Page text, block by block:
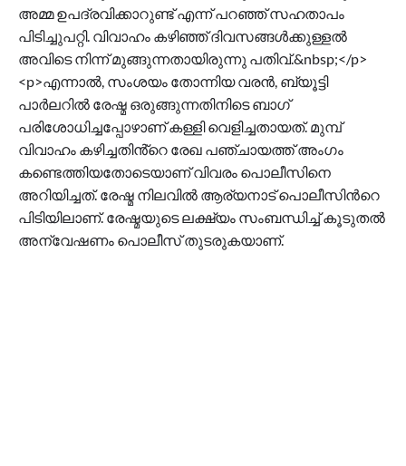
അമ്മ ഉപദ്രവിക്കാറുണ്ട് എന്ന് പറഞ്ഞ് സഹതാപം
പിടിച്ചുപറ്റി. വിവാഹം കഴിഞ്ഞ് ദിവസങ്ങൾക്കുള്ളൽ
അവിടെ നിന്ന് മുങ്ങുന്നതായിരുന്നു പതിവ്.&nbsp;</p>
<p>എന്നാൽ, സംശയം തോന്നിയ വരൻ, ബ്യൂട്ടി
പാർലറിൽ രേഷ്മ ഒരുങ്ങുന്നതിനിടെ ബാഗ്
പരിശോധിച്ചപ്പോഴാണ് കള്ളി വെളിച്ചതായത്. മുമ്പ്
വിവാഹം കഴിച്ചതിൻ്റെ രേഖ പഞ്ചായത്ത് അംഗം
കണ്ടെത്തിയതോടെയാണ് വിവരം പൊലീസിനെ
അറിയിച്ചത്. രേഷ്മ നിലവില്‍ ആര്യനാട് പൊലീസിന്‍റെ
പിടിയിലാണ്. രേഷ്മയുടെ ലക്ഷ്യം സംബന്ധിച്ച് കൂടുതൽ
അന്വേഷണം പൊലീസ് തുടരുകയാണ്.